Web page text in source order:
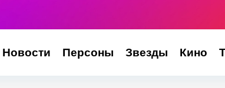
Новости Персоны Звезды Кино